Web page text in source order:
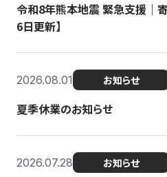
令和8年熊本地震 緊急支援｜
6日更新】
2026.08.01 お知らせ
夏季休業のお知らせ
2026.07.28 お知らせ